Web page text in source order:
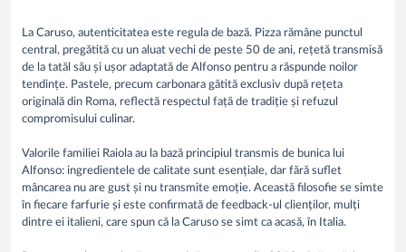
La Caruso, autenticitatea este regula de bază. Pizza rămâne punctul
central, pregătită cu un aluat vechi de peste 50 de ani, rețetă transmisă
de la tatăl său și ușor adaptată de Alfonso pentru a răspunde noilor
tendințe. Pastele, precum carbonara gătită exclusiv după rețeta
originală din Roma, reflectă respectul față de tradiție și refuzul
compromisului culinar.
Valorile familiei Raiola au la bază principiul transmis de bunica lui
Alfonso: ingredientele de calitate sunt esențiale, dar fără suflet
mâncarea nu are gust și nu transmite emoție. Această filosofie se simte
în fiecare farfurie și este confirmată de feedback-ul clienților, mulți
dintre ei italieni, care spun că la Caruso se simt ca acasă, în Italia.